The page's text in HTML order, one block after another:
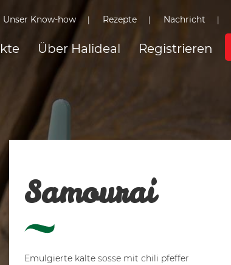
Unser Know-how Rezepte Nachricht
Über Halideal Registrieren
Samourai
Emulgierte kalte sosse mit chili pfeffer